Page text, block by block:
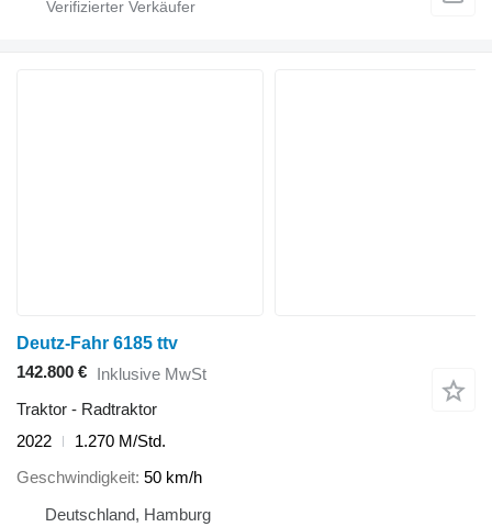
Deutz-Fahr 6185 ttv
142.800 € Inklusive MwSt
Traktor - Radtraktor
2022
1.270 M/Std.
Geschwindigkeit 50 km/h
Deutschland, Hamburg